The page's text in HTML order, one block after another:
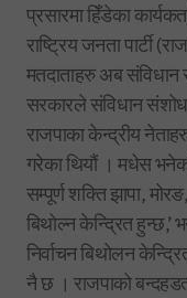
प्रसारमा हिँडेका
राष्ट्रिय जनता पार्टी
मतदाताहरु अब संविधान
सरकारले संविधान
राजपाका केन्द्रीय
गरेका थियौं । मधेस
सम्पूर्ण शक्ति झापा,
बिथोल्न केन्द्रित
निर्वाचन बिथोलन
नै छ । राजपाको